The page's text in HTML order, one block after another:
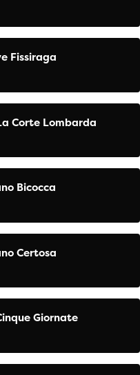
Fissiraga
Corte Lombarda
Bicocca
Certosa
Giornate